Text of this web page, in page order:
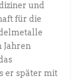
und
für die
Jahren
er später mit